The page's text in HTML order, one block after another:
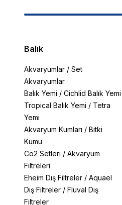
Balık
Akvaryumlar / Set
Akvaryumlar
Balık Yemi / Cichlid Balık Yemi
Tropical Balık Yemi / Tetra
Yemi
Akvaryum Kumları / Bitki
Kumu
Co2 Setleri / Akvaryum
Filtreleri
Eheim Dış Filtreler / Aquael
Dış Filtreler / Fluval Dış
Filtreler